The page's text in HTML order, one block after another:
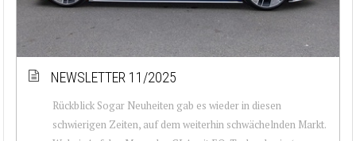
NEWSLETTER 11/2025
Rückblick Sogar Neuheiten gab es wieder in diesen
schwierigen Zeiten, auf dem weiterhin schwächelnden Markt.